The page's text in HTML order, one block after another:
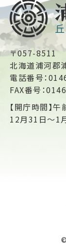
〒057-8511
北海道浦河郡
電話番号：
FAX番号：
【開庁時間】
12月31日～1